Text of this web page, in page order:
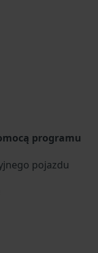
programu
pojazdu